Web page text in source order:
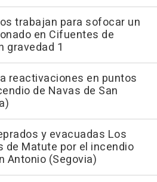
trabajan para sofocar un
en Cifuentes de
gravedad 1
reactivaciones en puntos
de Navas de San
y evacuadas Los
de Matute por el incendio
Antonio (Segovia)